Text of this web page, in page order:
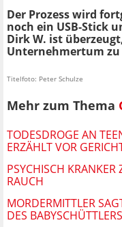
Der Prozess wird
noch ein USB-Stick
Dirk W. ist
Unternehmertum
Titelfoto: Peter Schulze
Mehr zum Thema
TODESDROGE AN
ERZÄHLT VOR
PSYCHISCH
RAUCH
MORDERMITTLER
DES